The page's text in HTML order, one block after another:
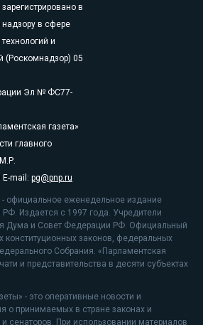
в
в сфере
и
(Роскомнадзор) 05
Эл № ФС77-
газета»
главного
mail: pg@pnp.ru
- официальное еженедельное издание
Издается с 1997 года. Учредители
Дума и Совет Федерации РФ. Официальный
конституционных законов, федеральных
Собрания. «Парламентская
и представительства в десяти субъектах
- это оперативные новости и
о принимаемых в стране законах и
и сенаторов. При использовании материалов